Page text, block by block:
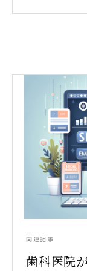
関連記事
歯科医院